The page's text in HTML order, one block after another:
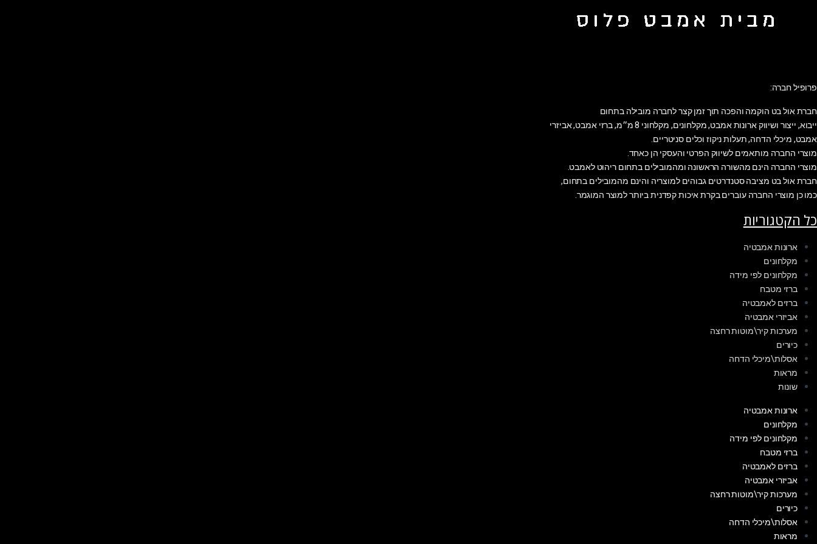
פרופיל חברה:
חברת אול בט הוקמה והפכה תוך זמן קצר לחברה מובילה בתחום
ייבוא, ייצור ושיווק ארונות אמבט, מקלחונים, מקלחוני 8 מ״מ, ברזי אמבט, אביזרי
אמבט, מיכלי הדחה, תעלות ניקוז וכלים סניטריים.
מוצרי החברה מותאמים לשיווק הפרטי והעסקי הן כאחד.
מוצרי החברה הינם מהשורה הראשונה ומהמובילים בתחום ריהוט לאמבט.
חברת אול בט מציבה סטנדרטים גבוהים למוצריה והינם מהמובילים בתחום,
כמו כן מוצרי החברה עוברים בקרת איכות קפדנית ביותר למוצר המוגמר.
כל הקטגוריות
ארונות אמבטיה
מקלחונים
מקלחונים לפי מידה
ברזי מטבח
ברזים לאמבטיה
אביזרי אמבטיה
מערכות קיר\מוטות רחצה
כיורים
אסלות\מיכלי הדחה
מראות
שונות
ארונות אמבטיה
מקלחונים
מקלחונים לפי מידה
ברזי מטבח
ברזים לאמבטיה
אביזרי אמבטיה
מערכות קיר\מוטות רחצה
כיורים
אסלות\מיכלי הדחה
מראות